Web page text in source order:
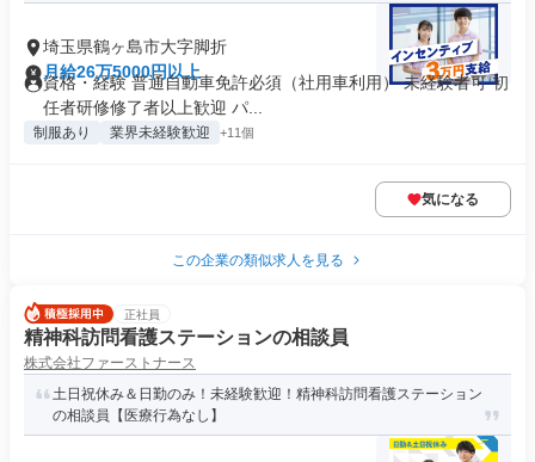
埼玉県鶴ヶ島市大字脚折
月給26万5000円以上
資格・経験 普通自動車免許必須（社用車利用） 未経験者可 初
任者研修修了者以上歓迎 パ...
制服あり 業界未経験歓迎 +11個
気になる
この企業の類似求人を見る
正社員
精神科訪問看護ステーションの相談員
株式会社ファーストナース
土日祝休み＆日勤のみ！未経験歓迎！精神科訪問看護ステーション
の相談員【医療行為なし】